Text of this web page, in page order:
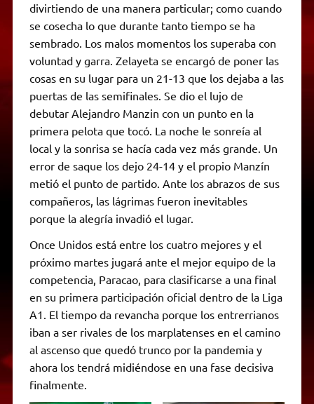
divirtiendo de una manera particular; como cuando
se cosecha lo que durante tanto tiempo se ha
sembrado. Los malos momentos los superaba con
voluntad y garra. Zelayeta se encargó de poner las
cosas en su lugar para un 21-13 que los dejaba a las
puertas de las semifinales. Se dio el lujo de
debutar Alejandro Manzin con un punto en la
primera pelota que tocó. La noche le sonreía al
local y la sonrisa se hacía cada vez más grande. Un
error de saque los dejo 24-14 y el propio Manzín
metió el punto de partido. Ante los abrazos de sus
compañeros, las lágrimas fueron inevitables
porque la alegría invadió el lugar.
Once Unidos está entre los cuatro mejores y el
próximo martes jugará ante el mejor equipo de la
competencia, Paracao, para clasificarse a una final
en su primera participación oficial dentro de la Liga
A1. El tiempo da revancha porque los entrerrianos
iban a ser rivales de los marplatenses en el camino
al ascenso que quedó trunco por la pandemia y
ahora los tendrá midiéndose en una fase decisiva
finalmente.